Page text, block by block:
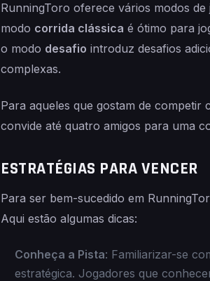
RunningToro oferece vários modos
modo corrida clássica é ótimo para
o modo desafio introduz desafios
complexas.
Para aqueles que gostam de competir
convide até quatro amigos para uma
ESTRATÉGIAS PARA VENCER
Para ser bem-sucedido em
Aqui estão algumas dicas:
Conheça a Pista: Familiarizar-se
estratégica. Jogadores que